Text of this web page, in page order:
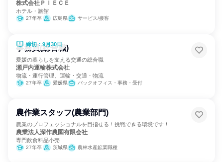
株式会社ＰＩＥＣＥ
ホテル・旅館
27年卒 広島県 サービス/接客
締切：9月30日
事務員(総合職)
愛媛の暮らしを支える交通の総合職
瀬戸内運輸株式会社
物流・運行管理、運輸・交通・物流
27年卒 愛媛県 バックオフィス・事務・受付
農作業スタッフ(農業部門)
農業のプロフェッショナルを目指せる！挑戦できる環境です！
農業法人深作農園有限会社
専門飲食料品小売
27年卒 茨城県 農林水産鉱業職種